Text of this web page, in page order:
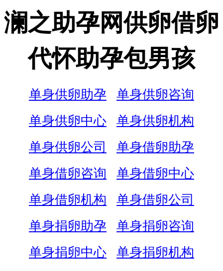
澜之助孕网供卵借卵
代怀助孕包男孩
单身供卵助孕
单身供卵咨询
单身供卵中心
单身供卵机构
单身供卵公司
单身借卵助孕
单身借卵咨询
单身借卵中心
单身借卵机构
单身借卵公司
单身捐卵助孕
单身捐卵咨询
单身捐卵中心
单身捐卵机构